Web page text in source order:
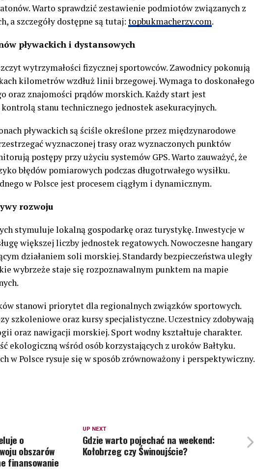
Warto sprawdzić zestawienie podmiotów związanych z
a szczegóły dostępne są tutaj: topbukmacherzy.com.
pływackich i dystansowych
wytrzymałości fizycznej sportowców. Zawodnicy pokonują
kilometrów wzdłuż linii brzegowej. Wymaga to doskonałego
oraz znajomości prądów morskich. Każdy start jest
stanu technicznego jednostek asekuracyjnych.
pływackich są ściśle określone przez międzynarodowe
wyznaczonej trasy oraz wyznaczonych punktów
postępy przy użyciu systemów GPS. Warto zauważyć, że
błędów pomiarowych podczas długotrwałego wysiłku.
w Polsce jest procesem ciągłym i dynamicznym.
rozwoju
stymuluje lokalną gospodarkę oraz turystykę. Inwestycje w
większej liczby jednostek regatowych. Nowoczesne hangary
działaniem soli morskiej. Standardy bezpieczeństwa uległy
wybrzeże staje się rozpoznawalnym punktem na mapie
stanowi priorytet dla regionalnych związków sportowych.
szkoleniowe oraz kursy specjalistyczne. Uczestnicy zdobywają
oraz nawigacji morskiej. Sport wodny kształtuje charakter.
ekologiczną wśród osób korzystających z uroków Bałtyku.
w Polsce rysuje się w sposób zrównoważony i perspektywiczny.
UP NEXT
Gdzie warto pojechać na weekend:
Kołobrzeg czy Świnoujście?
o
obszarów
finansowanie